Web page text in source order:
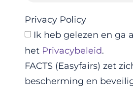
Privacy Policy
Ik heb gelezen en ga
het Privacybeleid.
FACTS (Easyfairs) zet
bescherming en